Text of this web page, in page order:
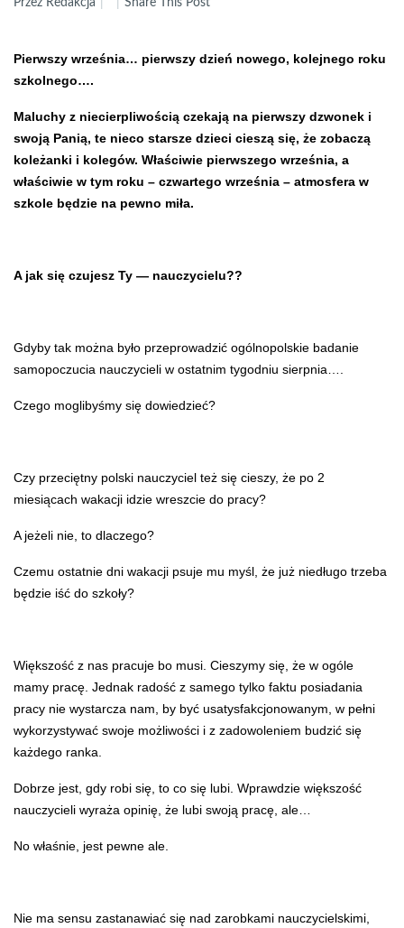
Przez Redakcja Share This Post
Pierwszy września… pierwszy dzień nowego, kolejnego roku
szkolnego….
Maluchy z niecierpliwością czekają na pierwszy dzwonek i
swoją Panią, te nieco starsze dzieci cieszą się, że zobaczą
koleżanki i kolegów. Właściwie pierwszego września, a
właściwie w tym roku – czwartego września – atmosfera w
szkole będzie na pewno miła.
A jak się czujesz Ty — nauczycielu??
Gdyby tak można było przeprowadzić ogólnopolskie badanie
samopoczucia nauczycieli w ostatnim tygodniu sierpnia….
Czego moglibyśmy się dowiedzieć?
Czy przeciętny polski nauczyciel też się cieszy, że po 2
miesiącach wakacji idzie wreszcie do pracy?
A jeżeli nie, to dlaczego?
Czemu ostatnie dni wakacji psuje mu myśl, że już niedługo trzeba
będzie iść do szkoły?
Większość z nas pracuje bo musi. Cieszymy się, że w ogóle
mamy pracę. Jednak radość z samego tylko faktu posiadania
pracy nie wystarcza nam, by być usatysfakcjonowanym, w pełni
wykorzystywać swoje możliwości i z zadowoleniem budzić się
każdego ranka.
Dobrze jest, gdy robi się, to co się lubi. Wprawdzie większość
nauczycieli wyraża opinię, że lubi swoją pracę, ale…
No właśnie, jest pewne ale.
Nie ma sensu zastanawiać się nad zarobkami nauczycielskimi,